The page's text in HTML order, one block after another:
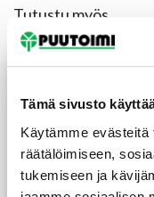
Tämä sivusto
Käytämme
räätälöimiseen,
tukemiseen ja
Tutustu myös